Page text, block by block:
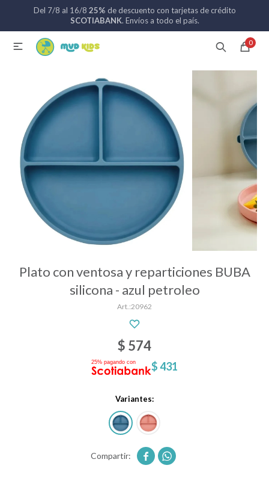
Del 7/8 al 16/8 25% de descuento con tarjetas de crédito
SCOTIABANK. Envíos a todo el país.
0

Plato con ventosa y reparticiones BUBA
silicona - azul petroleo
20962
$ 574
$431
Variantes:
 
MI CUENTA
Catálogo Nuevos ingresos
Coches de bebé
Sillas de auto
Lactancia
Baño
Alimentación
Estimulación primera infancia